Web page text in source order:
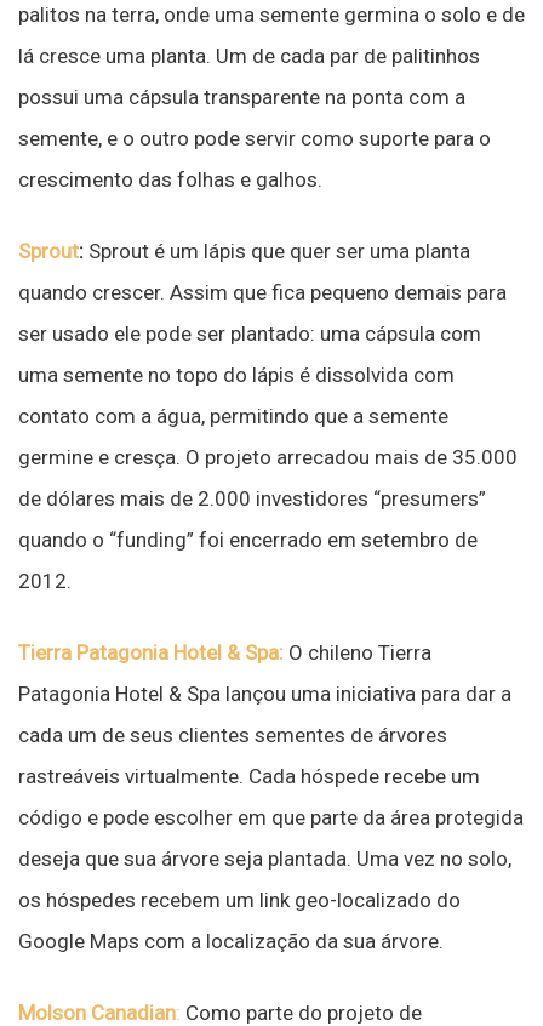
palitos na terra, onde uma semente germina o solo e de
lá cresce uma planta. Um de cada par de palitinhos
possui uma cápsula transparente na ponta com a
semente, e o outro pode servir como suporte para o
crescimento das folhas e galhos.
Sprout: Sprout é um lápis que quer ser uma planta
quando crescer. Assim que fica pequeno demais para
ser usado ele pode ser plantado: uma cápsula com
uma semente no topo do lápis é dissolvida com
contato com a água, permitindo que a semente
germine e cresça. O projeto arrecadou mais de 35.000
de dólares mais de 2.000 investidores “presumers”
quando o “funding” foi encerrado em setembro de
2012.
Tierra Patagonia Hotel & Spa: O chileno Tierra
Patagonia Hotel & Spa lançou uma iniciativa para dar a
cada um de seus clientes sementes de árvores
rastreáveis virtualmente. Cada hóspede recebe um
código e pode escolher em que parte da área protegida
deseja que sua árvore seja plantada. Uma vez no solo,
os hóspedes recebem um link geo-localizado do
Google Maps com a localização da sua árvore.
Molson Canadian: Como parte do projeto de